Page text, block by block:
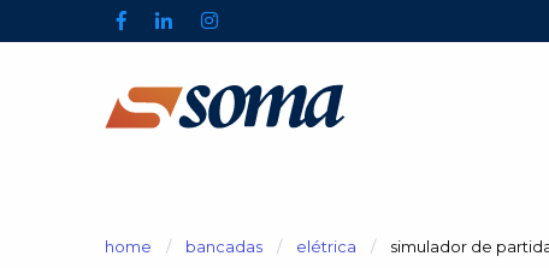
home bancadas elétrica atual:
simulador de